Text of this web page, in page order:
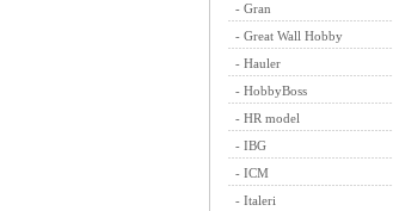
- Gran
- Great Wall Hobby
- Hauler
- HobbyBoss
- HR model
- IBG
- ICM
- Italeri